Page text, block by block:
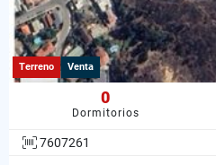
Terreno Venta
0
Dormitorios
7607261